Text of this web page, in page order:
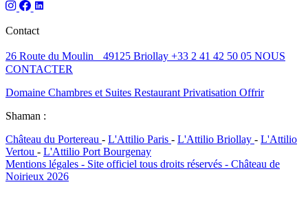
Contact
26 Route du Moulin 49125 Briollay +33 2 41 42 50 05 NOUS
CONTACTER
Domaine Chambres et Suites Restaurant Privatisation Offrir
Shaman :
Château du Portereau - L'Attilio Paris - L'Attilio Briollay - L'Attilio
Vertou - L'Attilio Port Bourgenay
Mentions légales - Site officiel tous droits réservés - Château de
Noirieux 2026